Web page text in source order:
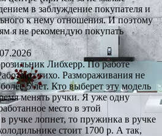
в заблуждение покупателя и
к нему отношения. И поэтому
я не рекомендую покупать
Либхерр. По работе
тихо. Размораживания не
5 лет. Кто выберет эту модель
менять ручки. Я уже одну
место в этой
ручке лопнет, то пружинка в ручке
стоит 1700 р. А так,